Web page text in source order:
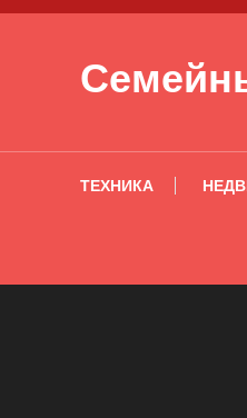
Перейти к содержимому
ТЕХНИКА